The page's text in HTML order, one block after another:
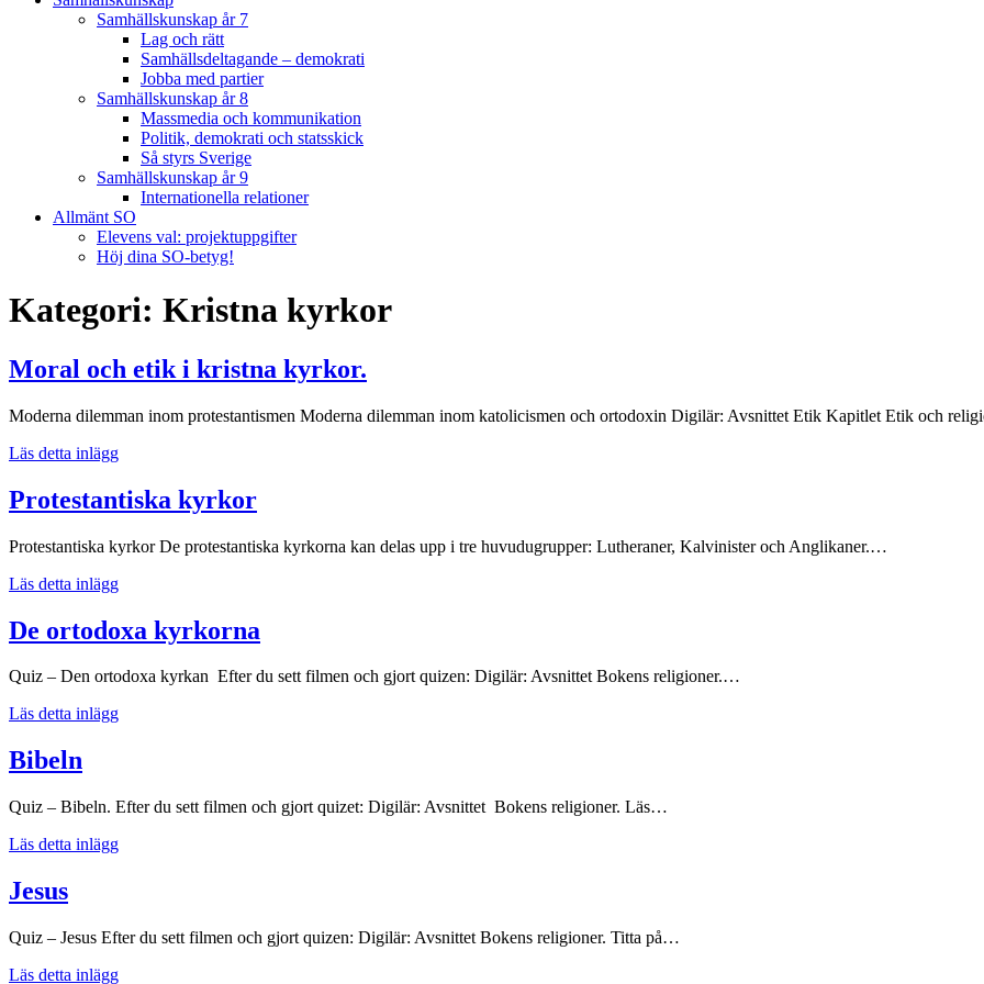
Samhällskunskap år 7
Lag och rätt
Samhällsdeltagande – demokrati
Jobba med partier
Samhällskunskap år 8
Massmedia och kommunikation
Politik, demokrati och statsskick
Så styrs Sverige
Samhällskunskap år 9
Internationella relationer
Allmänt SO
Elevens val: projektuppgifter
Höj dina SO-betyg!
Kategori: Kristna kyrkor
Moral och etik i kristna kyrkor.
Moderna dilemman inom protestantismen Moderna dilemman inom katolicismen och ortodoxin Digilär: Avsnittet Etik Kapitlet Etik och
Läs detta inläggMoral
etik
i
kyrkor.
Protestantiska kyrkor
Protestantiska kyrkor De protestantiska kyrkorna kan delas upp i tre huvudugrupper: Lutheraner, Kalvinister och Anglikaner.…
Läs detta inläggProtestantiska
De ortodoxa kyrkorna
Quiz – Den ortodoxa kyrkan Efter du sett filmen och gjort quizen: Digilär: Avsnittet Bokens religioner.…
Läs detta inläggDe
Bibeln
Quiz – Bibeln. Efter du sett filmen och gjort quizet: Digilär: Avsnittet Bokens religioner. Läs…
Läs detta inläggBibeln
Jesus
Quiz – Jesus Efter du sett filmen och gjort quizen: Digilär: Avsnittet Bokens religioner. Titta på…
Läs detta inläggJesus